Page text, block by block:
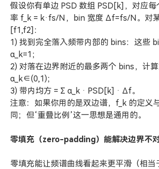
假设你有单边 PSD 数组 PSD[k]，对应
率 f_k = k·fs/N，bin 宽度 Δf=fs/N。对
[f1,f2]：
1) 找到完全落入频带内部的 bins：这些
α_k=1；
2) 对落在边界附近的最多两个 bins，计
α_k∈(0,1)；
3) 带内均方 = Σ α_k · PSD[k] · Δf。
注意：如果你用的是双边谱，f_k 的定义
同；但‘重叠比例’这一思想是通用的。
零填充（zero-padding）能解决边界不对
零填充能让频谱曲线看起来更平滑（相当